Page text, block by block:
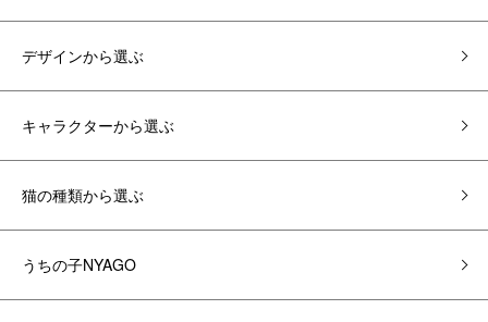
デザインから選ぶ
キャラクターから選ぶ
猫の種類から選ぶ
うちの子NYAGO